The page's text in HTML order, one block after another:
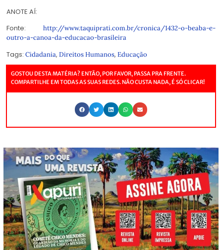
ANOTE AÍ:
Fonte: http://www.taquiprati.com.br/cronica/1432-o-beaba-e-
outro-a-canoa-da-educacao-brasileira
Tags: Cidadania, Direitos Humanos, Educação
GOSTOU DESTA MATÉRIA? ENTÃO, POR FAVOR, PASSA PRA FRENTE.
COMPARTILHE EM TODAS AS SUAS REDES. NÃO CUSTA NADA, É SÓ CLICAR!